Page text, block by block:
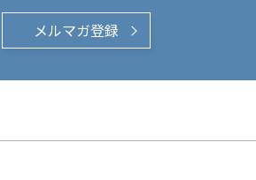
メルマガ登録